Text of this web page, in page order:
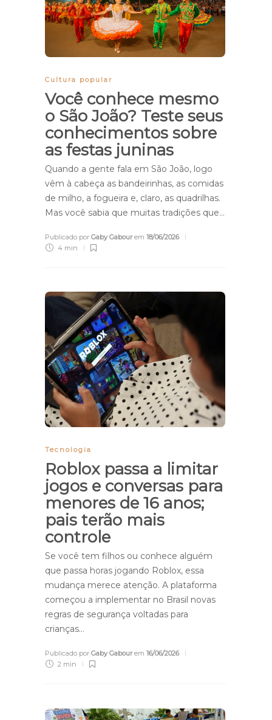
Cultura popular
Você conhece mesmo
o São João? Teste seus
conhecimentos sobre
as festas juninas
Quando a gente fala em São João, logo
vêm à cabeça as bandeirinhas, as comidas
de milho, a fogueira e, claro, as quadrilhas.
Mas você sabia que muitas tradições que…
Publicado por Gaby Gabourem 18/06/2026
4 min
Tecnologia
Roblox passa a limitar
jogos e conversas para
menores de 16 anos;
pais terão mais
controle
Se você tem filhos ou conhece alguém
que passa horas jogando Roblox, essa
mudança merece atenção. A plataforma
começou a implementar no Brasil novas
regras de segurança voltadas para
crianças…
Publicado por Gaby Gabourem 16/06/2026
2 min